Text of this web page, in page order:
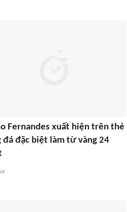
Fernandes xuất hiện trên thẻ
đá đặc biệt làm từ vàng 24